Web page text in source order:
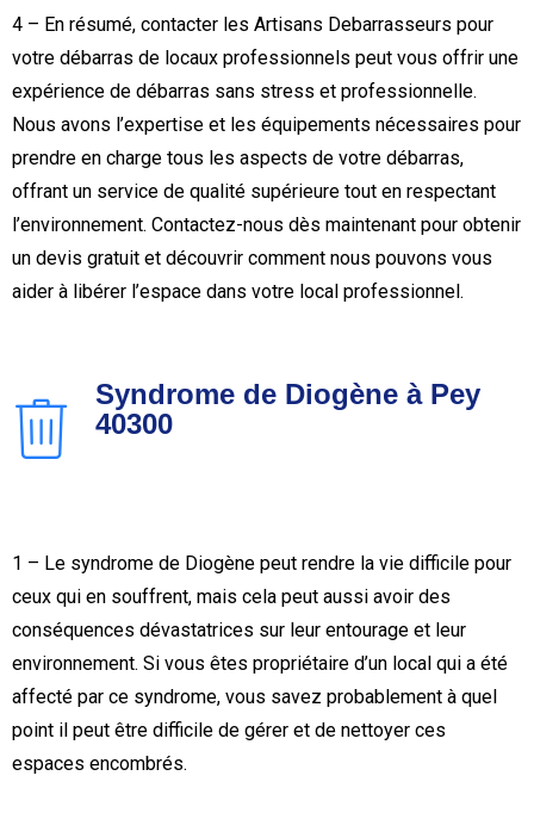
4 – En résumé, contacter les Artisans Debarrasseurs pour
votre débarras de locaux professionnels peut vous offrir une
expérience de débarras sans stress et professionnelle.
Nous avons l’expertise et les équipements nécessaires pour
prendre en charge tous les aspects de votre débarras,
offrant un service de qualité supérieure tout en respectant
l’environnement. Contactez-nous dès maintenant pour obtenir
un devis gratuit et découvrir comment nous pouvons vous
aider à libérer l’espace dans votre local professionnel.
Syndrome de Diogène à Pey
40300
1 – Le syndrome de Diogène peut rendre la vie difficile pour
ceux qui en souffrent, mais cela peut aussi avoir des
conséquences dévastatrices sur leur entourage et leur
environnement. Si vous êtes propriétaire d’un local qui a été
affecté par ce syndrome, vous savez probablement à quel
point il peut être difficile de gérer et de nettoyer ces
espaces encombrés.